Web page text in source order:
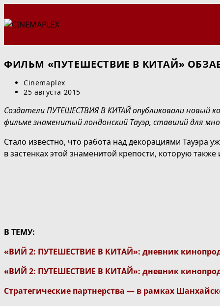
к
ФИЛЬМ «ПУТЕШЕСТВИЕ В КИТАЙ»
Автор
записи:
Cinemaplex
Запись
25 августа 2015
Создатели ПУТЕШЕСТВИЯ В КИТАЙ опубликовали новый
фильме знаменитый лондонский Тауэр, ставший для
Стало известно, что работа над декорациями
в застенках этой знаменитой крепости, которую
В ТЕМУ:
«ВИЙ 2: ПУТЕШЕСТВИЕ В КИТАЙ»: дневник
«ВИЙ 2: ПУТЕШЕСТВИЕ В КИТАЙ»: дневник
Стратегические партнерства — в рамках